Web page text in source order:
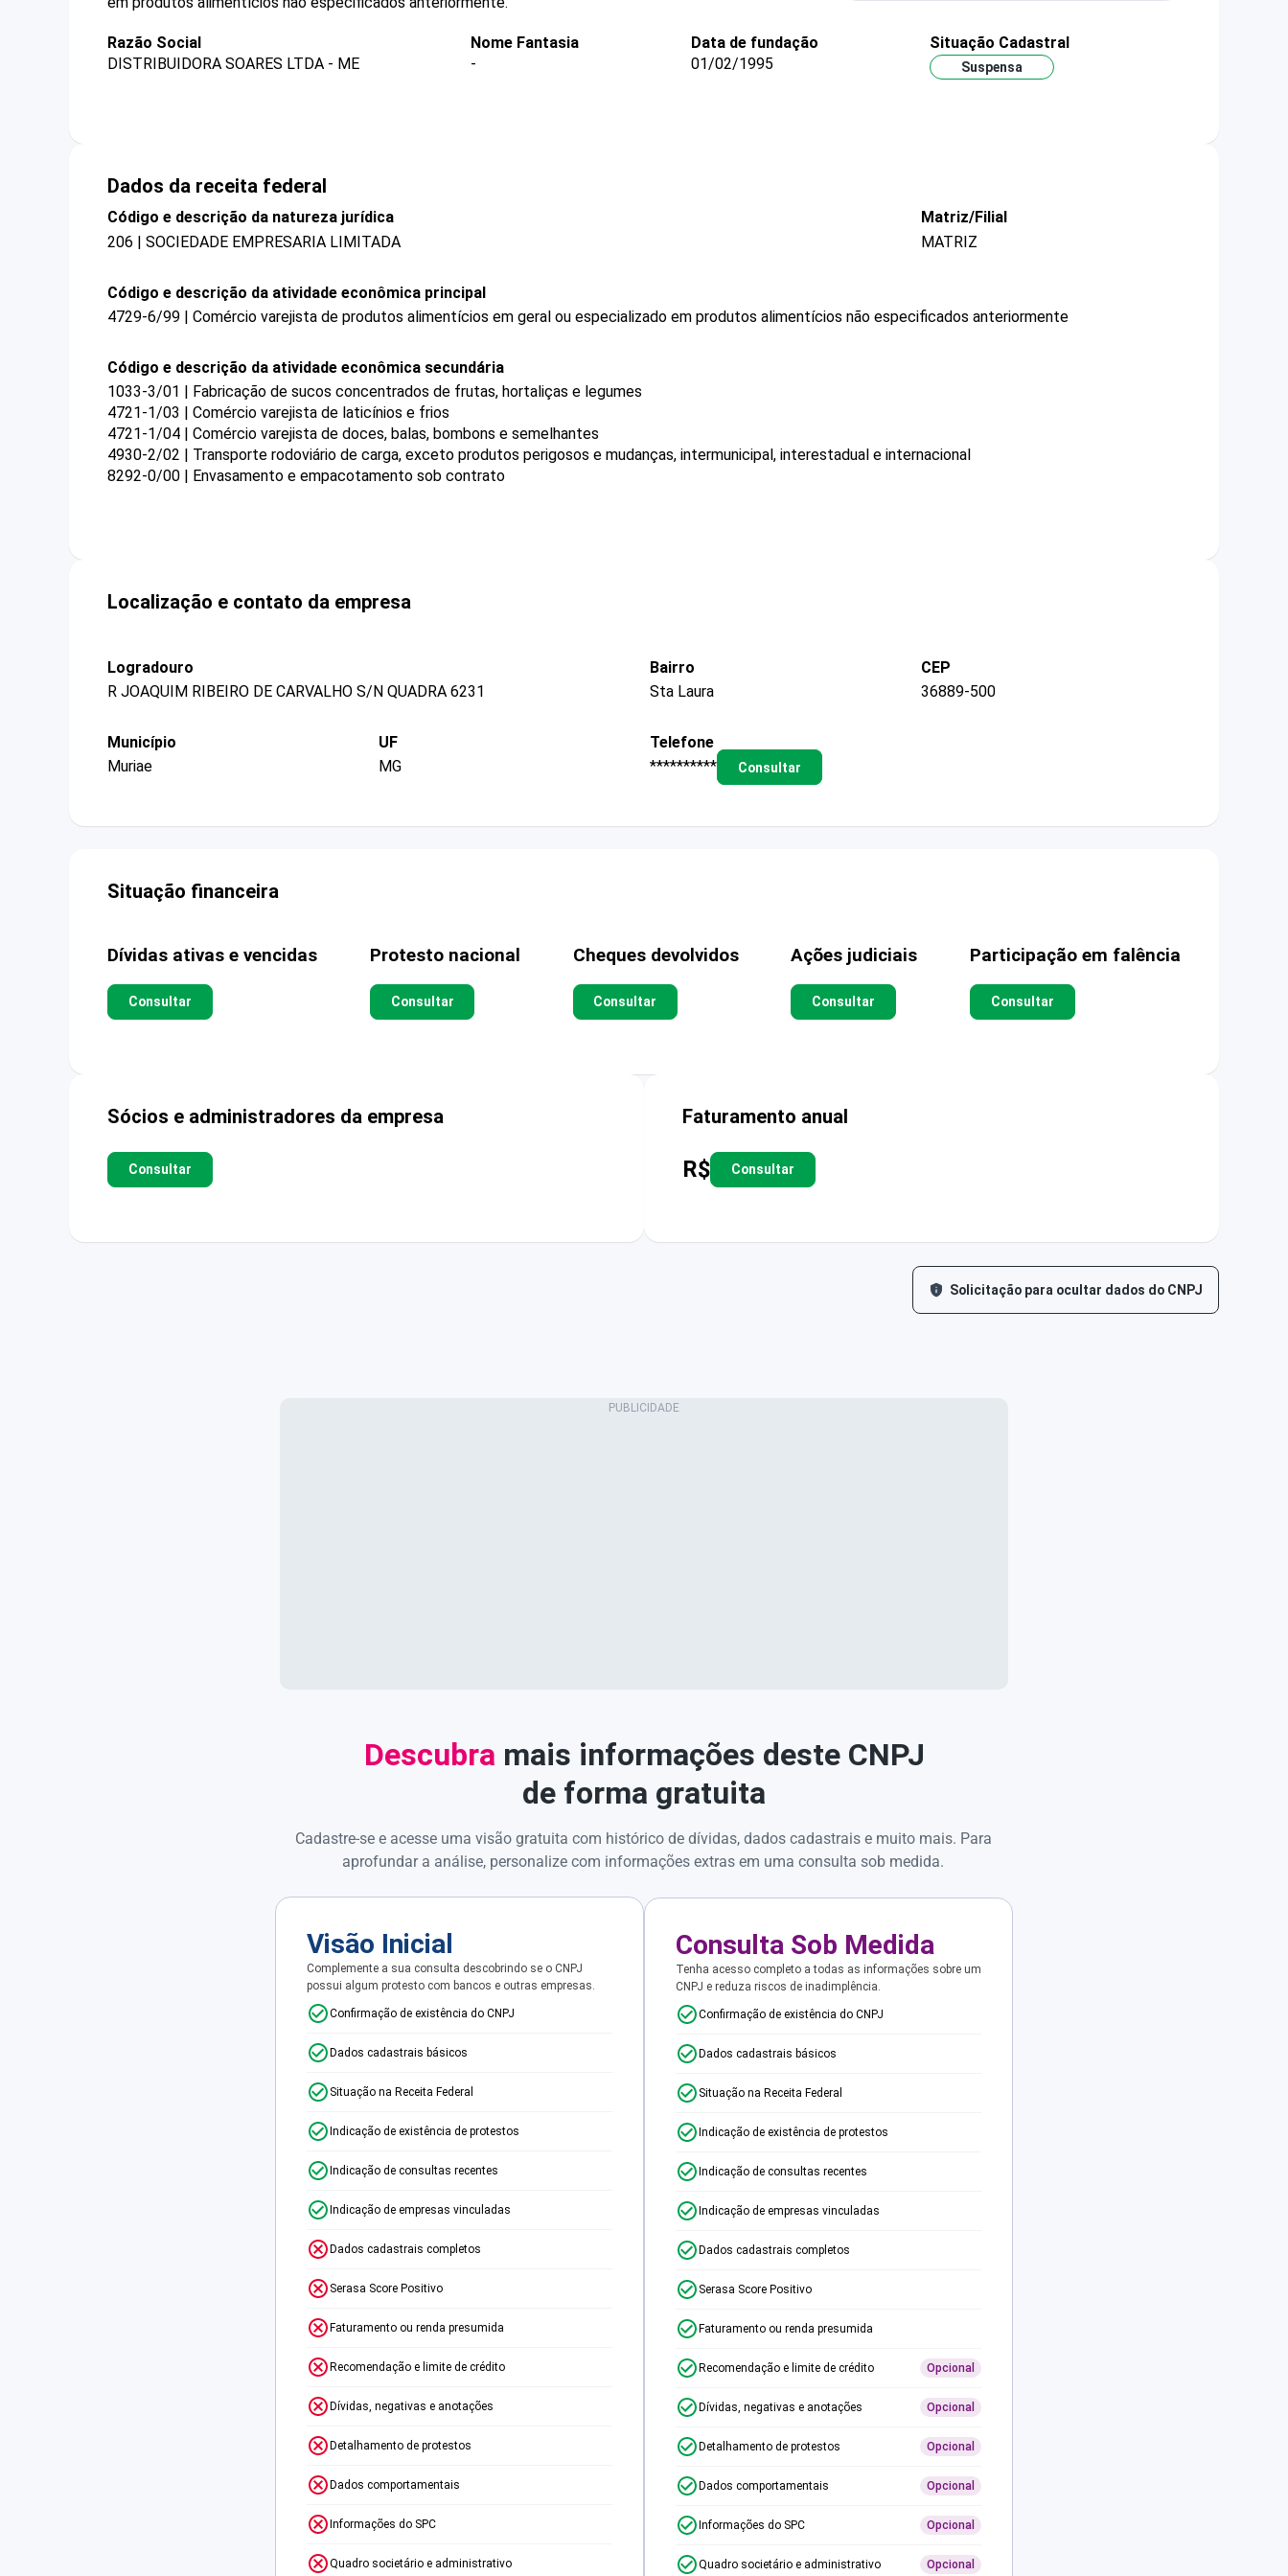
Razão Social
DISTRIBUIDORA SOARES LTDA - ME
Nome Fantasia
-
Data de fundação
01/02/1995
Situação Cadastral
Suspensa
Dados da receita federal
Código e descrição da natureza jurídica
206 | SOCIEDADE EMPRESARIA LIMITADA
Matriz/Filial
MATRIZ
Código e descrição da atividade econômica principal
4729-6/99 | Comércio varejista de produtos alimentícios em geral ou especializado em produtos alimentícios não especificados anteriormente
Código e descrição da atividade econômica secundária
1033-3/01 | Fabricação de sucos concentrados de frutas, hortaliças e legumes
4721-1/03 | Comércio varejista de laticínios e frios
4721-1/04 | Comércio varejista de doces, balas, bombons e semelhantes
4930-2/02 | Transporte rodoviário de carga, exceto produtos perigosos e mudanças, intermunicipal, interestadual e internacional
8292-0/00 | Envasamento e empacotamento sob contrato
Localização e contato da empresa
Logradouro
R JOAQUIM RIBEIRO DE CARVALHO S/N QUADRA 6231
Bairro
Sta Laura
CEP
36889-500
Município
Muriae
UF
MG
Telefone
**********
Consultar
Situação financeira
Dívidas ativas e vencidas
Consultar
Protesto nacional
Consultar
Cheques devolvidos
Consultar
Ações judiciais
Consultar
Participação em falência
Consultar
Sócios e administradores da empresa
Consultar
Faturamento anual
R$ Consultar
Solicitação para ocultar dados do CNPJ
Descubra mais informações deste CNPJ
de forma gratuita
Cadastre-se e acesse uma visão gratuita com histórico de dívidas, dados cadastrais e muito mais. Para
aprofundar a análise, personalize com informações extras em uma consulta sob medida.
Visão Inicial
Complemente a sua consulta descobrindo se o CNPJ
possui algum protesto com bancos e outras empresas.
Confirmação de existência do CNPJ
Dados cadastrais básicos
Situação na Receita Federal
Indicação de existência de protestos
Indicação de consultas recentes
Indicação de empresas vinculadas
Dados cadastrais completos
Serasa Score Positivo
Faturamento ou renda presumida
Recomendação e limite de crédito
Dívidas, negativas e anotações
Detalhamento de protestos
Dados comportamentais
Informações do SPC
Quadro societário e administrativo
Consulta Sob Medida
Tenha acesso completo a todas as informações sobre um
CNPJ e reduza riscos de inadimplência.
Confirmação de existência do CNPJ
Dados cadastrais básicos
Situação na Receita Federal
Indicação de existência de protestos
Indicação de consultas recentes
Indicação de empresas vinculadas
Dados cadastrais completos
Serasa Score Positivo
Faturamento ou renda presumida
Recomendação e limite de crédito Opcional
Dívidas, negativas e anotações Opcional
Detalhamento de protestos Opcional
Dados comportamentais Opcional
Informações do SPC Opcional
Quadro societário e administrativo Opcional